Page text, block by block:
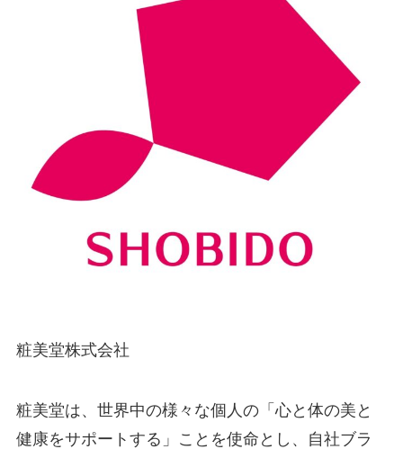
粧美堂株式会社
粧美堂は、世界中の様々な個人の「心と体の美と
健康をサポートする」ことを使命とし、自社ブラ